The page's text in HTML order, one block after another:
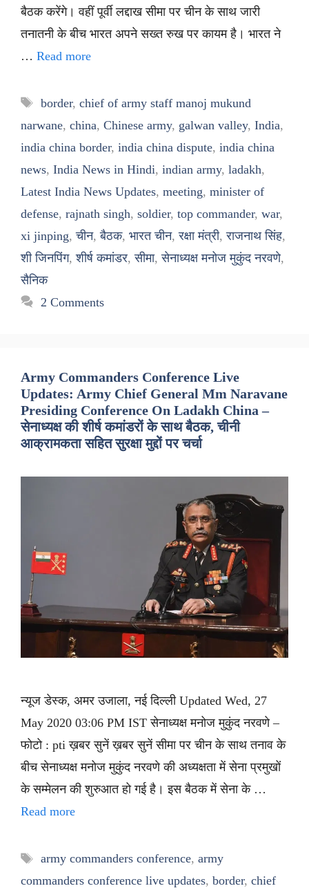
बैठक करेंगे। वहीं पूर्वी लद्दाख सीमा पर चीन के साथ जारी
तनातनी के बीच भारत अपने सख्त रुख पर कायम है। भारत ने
… Read more
Tags
border, chief of army staff manoj mukund
narwane, china, Chinese army, galwan valley, India,
india china border, india china dispute, india china
news, India News in Hindi, indian army, ladakh,
Latest India News Updates, meeting, minister of
defense, rajnath singh, soldier, top commander, war,
xi jinping,चीन,बैठक, भारत चीन,रक्षा मंत्री,राजनाथ सिंह,
शी जिनपिंग,शीर्ष कमांडर,सीमा,सेनाध्यक्ष मनोज मुकुंद नरवणे,
सैनिक
2 Comments
Army Commanders Conference Live
Updates: Army Chief General Mm Naravane
Presiding Conference On Ladakh China –
सेनाध्यक्ष की शीर्ष कमांडरों के साथ बैठक, चीनी
आक्रामकता सहित सुरक्षा मुद्दों पर चर्चा
न्यूज डेस्क, अमर उजाला, नई दिल्ली Updated Wed, 27
May 2020 03:06 PM IST सेनाध्यक्ष मनोज मुकुंद नरवणे –
फोटो : pti ख़बर सुनें ख़बर सुनें सीमा पर चीन के साथ तनाव के
बीच सेनाध्यक्ष मनोज मुकुंद नरवणे की अध्यक्षता में सेना प्रमुखों
के सम्मेलन की शुरुआत हो गई है। इस बैठक में सेना के …
Read more
Tags
army commanders conference, army
commanders conference live updates, border, chief